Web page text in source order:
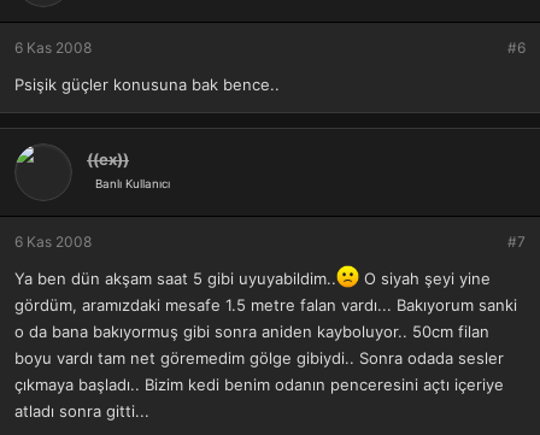
e
r
6 Kas 2008 #6
Psişik güçler konusuna bak bence..
((ex))
Banlı Kullanıcı
6 Kas 2008 #7
Ya ben dün akşam saat 5 gibi uyuyabildim..
O siyah şeyi yine
gördüm, aramızdaki mesafe 1.5 metre falan vardı... Bakıyorum sanki
o da bana bakıyormuş gibi sonra aniden kayboluyor.. 50cm filan
boyu vardı tam net göremedim gölge gibiydi.. Sonra odada sesler
çıkmaya başladı.. Bizim kedi benim odanın penceresini açtı içeriye
atladı sonra gitti...